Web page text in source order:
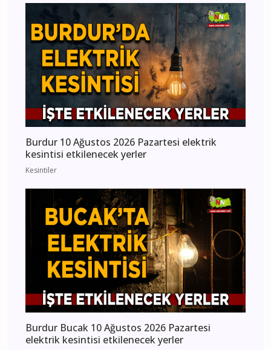
Burdur 10 Ağustos 2026 Pazartesi elektrik
kesintisi etkilenecek yerler
Kesintiler
Burdur Bucak 10 Ağustos 2026 Pazartesi
elektrik kesintisi etkilenecek yerler